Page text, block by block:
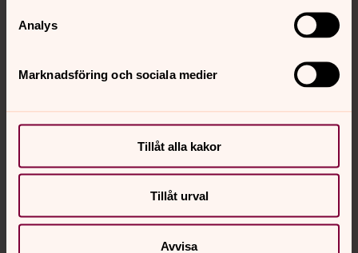
Analys
Marknadsföring och sociala medier
Tillåt alla kakor
Tillåt urval
Avvisa